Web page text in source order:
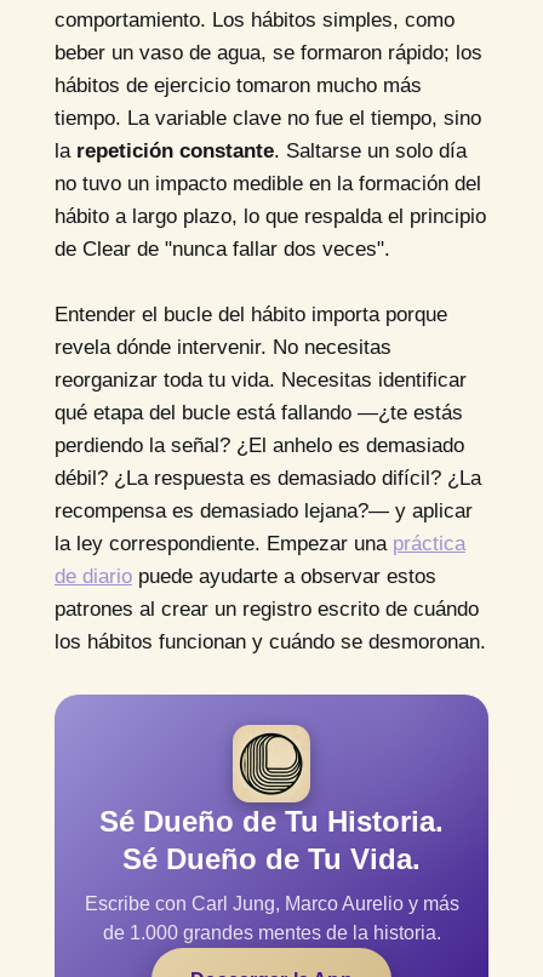
comportamiento. Los hábitos simples, como
beber un vaso de agua, se formaron rápido; los
hábitos de ejercicio tomaron mucho más
tiempo. La variable clave no fue el tiempo, sino
la repetición constante. Saltarse un solo día
no tuvo un impacto medible en la formación del
hábito a largo plazo, lo que respalda el principio
de Clear de "nunca fallar dos veces".
Entender el bucle del hábito importa porque
revela dónde intervenir. No necesitas
reorganizar toda tu vida. Necesitas identificar
qué etapa del bucle está fallando —¿te estás
perdiendo la señal? ¿El anhelo es demasiado
débil? ¿La respuesta es demasiado difícil? ¿La
recompensa es demasiado lejana?— y aplicar
la ley correspondiente. Empezar una práctica
de diariopuede ayudarte a observar estos
patrones al crear un registro escrito de cuándo
los hábitos funcionan y cuándo se desmoronan.
Sé Dueño de Tu Historia.
Sé Dueño de Tu Vida.
Escribe con Carl Jung, Marco Aurelio y más
de 1.000 grandes mentes de la historia.